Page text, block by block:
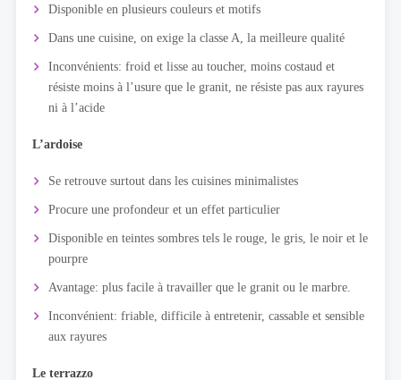
Disponible en plusieurs couleurs et motifs
Dans une cuisine, on exige la classe A, la meilleure qualité
Inconvénients: froid et lisse au toucher, moins costaud et
résiste moins à l’usure que le granit, ne résiste pas aux rayures
ni à l’acide
L’ardoise
Se retrouve surtout dans les cuisines minimalistes
Procure une profondeur et un effet particulier
Disponible en teintes sombres tels le rouge, le gris, le noir et le
pourpre
Avantage: plus facile à travailler que le granit ou le marbre.
Inconvénient: friable, difficile à entretenir, cassable et sensible
aux rayures
Le terrazzo